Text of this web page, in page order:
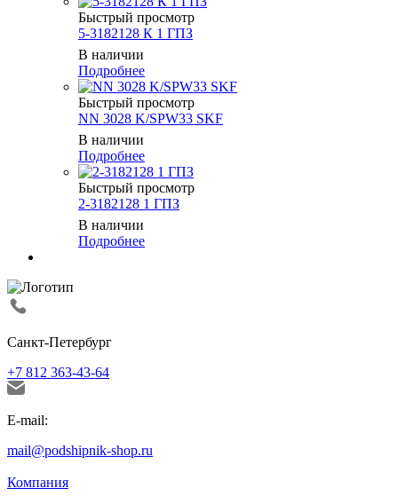
Быстрый просмотр
5-3182128 К 1 ГПЗ
В наличии
Подробнее
Быстрый просмотр
NN 3028 K/SPW33 SKF
В наличии
Подробнее
Быстрый просмотр
2-3182128 1 ГПЗ
В наличии
Подробнее
Санкт-Петербург
+7 812 363-43-64
E-mail:
mail@podshipnik-shop.ru
Компания